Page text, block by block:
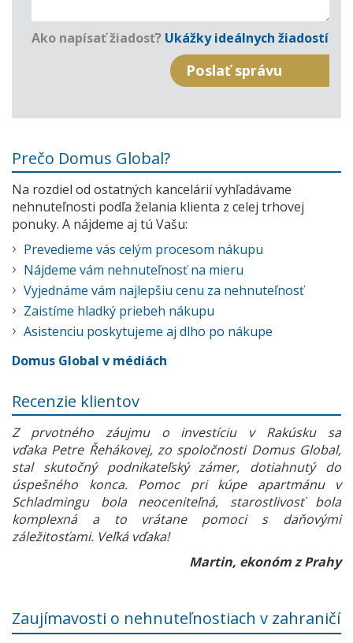
Ako napísať žiadosť? Ukážky ideálnych žiadostí
Prečo Domus Global?
Na rozdiel od ostatných kancelárií vyhľadávame
nehnuteľnosti podľa želania klienta z celej trhovej
ponuky. A nájdeme aj tú Vašu:
Prevedieme vás celým procesom nákupu
Nájdeme vám nehnuteľnosť na mieru
Vyjednáme vám najlepšiu cenu za nehnuteľnosť
Zaistíme hladký priebeh nákupu
Asistenciu poskytujeme aj dlho po nákupe
Domus Global v médiách
Recenzie klientov
Z prvotného záujmu o investíciu v Rakúsku sa
vďaka Petre Řehákovej, zo spoločnosti Domus Global,
stal skutočný podnikateľský zámer, dotiahnutý do
úspešného konca. Pomoc pri kúpe apartmánu v
Schladmingu bola neoceniteľná, starostlivosť bola
komplexná a to vrátane pomoci s daňovými
záležitosťami. Veľká vďaka!
Martin, ekonóm z Prahy
Zaujímavosti o nehnuteľnostiach v zahraničí